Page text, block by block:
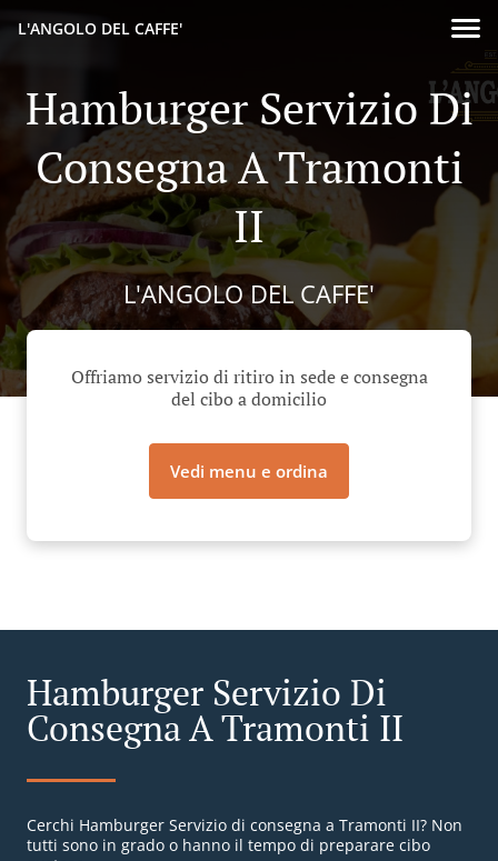
L'ANGOLO DEL CAFFE'
Hamburger Servizio Di
Consegna A Tramonti
II
L'ANGOLO DEL CAFFE'
Offriamo servizio di ritiro in sede e consegna
del cibo a domicilio
Vedi menu e ordina
Hamburger Servizio Di
Consegna A Tramonti II
Cerchi Hamburger Servizio di consegna a Tramonti II? Non
tutti sono in grado o hanno il tempo di preparare cibo